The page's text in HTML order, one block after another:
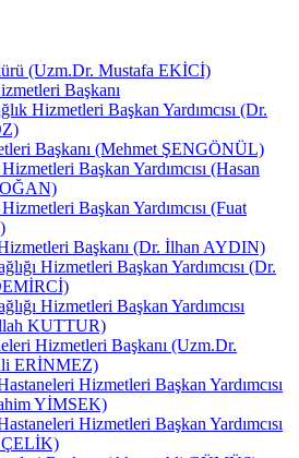
(Uzm.Dr. Mustafa EKİCİ)
Başkanı
Hizmetleri Başkan Yardımcısı (Dr.
Başkanı (Mehmet ŞENGÖNÜL)
Başkan Yardımcısı (Hasan
Başkan Yardımcısı (Fuat
Başkanı (Dr. İlhan AYDIN)
Hizmetleri Başkan Yardımcısı (Dr.
Hizmetleri Başkan Yardımcısı
KUTTUR)
Hizmetleri Başkanı (Uzm.Dr.
ERİNMEZ)
Hizmetleri Başkan Yardımcısı
YİMSEK)
Hizmetleri Başkan Yardımcısı
ÇELİK)